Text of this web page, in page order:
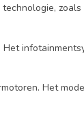
Het